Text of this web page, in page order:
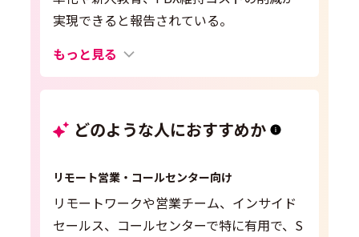
実現できると報告されている。
もっと見る
どのような人におすすめか
リモート営業・コールセンター向け
リモートワークや営業チーム、インサイド
セールス、コールセンターで特に有用で、S